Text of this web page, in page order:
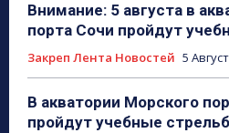
Внимание: 5 августа в
порта Сочи пройдут
Закреп Лента Новостей 5
В акватории Морского
пройдут учебные